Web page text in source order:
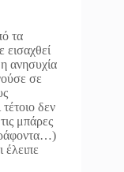
τα
εισαχθεί
ανησυχία
σε
δεν
μπάρες
έλειπε